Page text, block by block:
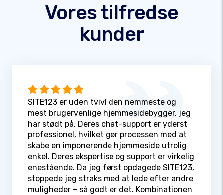
Vores tilfredse
kunder
SITE123 er uden tvivl den nemmeste og
mest brugervenlige hjemmesidebygger, jeg
har stødt på. Deres chat-support er yderst
professionel, hvilket gør processen med at
skabe en imponerende hjemmeside utrolig
enkel. Deres ekspertise og support er virkelig
enestående. Da jeg først opdagede SITE123,
stoppede jeg straks med at lede efter andre
muligheder – så godt er det. Kombinationen